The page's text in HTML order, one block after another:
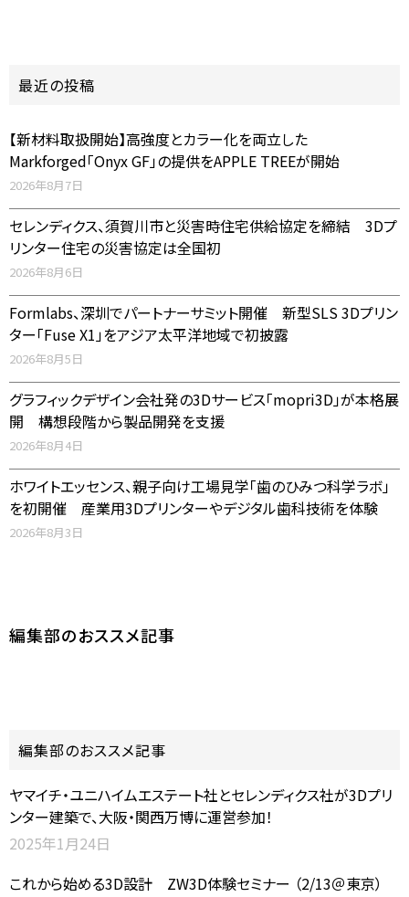
最近の投稿
【新材料取扱開始】高強度とカラー化を両立した
Markforged「Onyx GF」の提供をAPPLE TREEが開始
2026年8月7日
セレンディクス、須賀川市と災害時住宅供給協定を締結 3Dプ
リンター住宅の災害協定は全国初
2026年8月6日
Formlabs、深圳でパートナーサミット開催 新型SLS 3Dプリン
ター「Fuse X1」をアジア太平洋地域で初披露
2026年8月5日
グラフィックデザイン会社発の3Dサービス「mopri3D」が本格展
開 構想段階から製品開発を支援
2026年8月4日
ホワイトエッセンス、親子向け工場見学「歯のひみつ科学ラボ」
を初開催 産業用3Dプリンターやデジタル歯科技術を体験
2026年8月3日
編集部のおススメ記事
編集部のおススメ記事
ヤマイチ・ユニハイムエステート社とセレンディクス社が3Dプリ
ンター建築で、大阪・関西万博に運営参加！
2025年1月24日
これから始める3D設計 ZW3D体験セミナー （2/13＠東京）